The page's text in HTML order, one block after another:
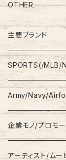
S/L Tee
Polo Shirt
Shirt
L/S
S/S
Sweatshirt
Hoodie
Fleece
Knit/Sweater
Jeans/Denim
Work Pants
Shorts
OTHER
主要ブランド
adidas
Champion
Carhartt
Columbia
SPORTS(/MLB/
Army/Navy/
企業モノ/プロモー
アーティスト/ム